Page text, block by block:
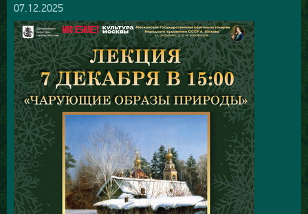
07.12.2025